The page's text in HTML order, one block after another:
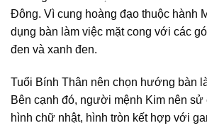
Đông. Vì cung hoàng đạo thuộc hành
dụng bàn làm việc mặt cong với các
đen và xanh đen.
Tuổi Bính Thân nên chọn hướng bàn
Bên cạnh đó, người mệnh Kim nên sử
hình chữ nhật, hình tròn kết hợp với